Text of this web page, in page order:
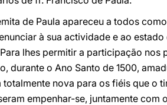
de Paula apareceu a todos
à sua actividade e ao
lhes permitir a participação
durante o Ano Santo de 1500,
nova para os fiéis que o
empenhar-se, juntamente